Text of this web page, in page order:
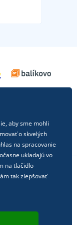
aby sme mohli
o skvelých
na spracovanie
ukladajú vo
na tlačidlo
tak zlepšovať